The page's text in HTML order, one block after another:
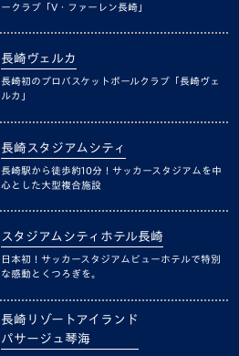
ークラブ「V・ファーレン長崎」
長崎ヴェルカ
長崎初のプロバスケットボールクラブ「長崎ヴェ
ルカ」
長崎スタジアムシティ
長崎駅から徒歩約10分！サッカースタジアムを中
心とした大型複合施設
スタジアムシティホテル長崎
日本初！サッカースタジアムビューホテルで特別
な感動とくつろぎを。
長崎リゾートアイランド
パサージュ琴海